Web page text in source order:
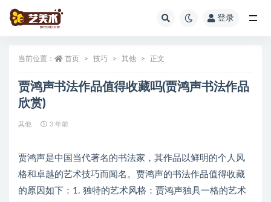
登录
当前位置： 首页 技巧 其他 正文
贾鸿声书法作品值得收藏吗(贾鸿声书法作品
欣赏)
其他 3 年前
贾鸿声是中国当代著名的书法家，其作品以鲜明的个人风
格和卓越的艺术技巧而闻名。贾鸿声的书法作品值得收藏
的原因如下：1. 独特的艺术风格：贾鸿声独具一格的艺术